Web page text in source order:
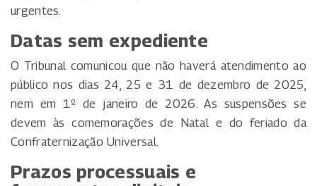
urgentes.
Datas sem expediente
O Tribunal comunicou que não haverá atendimento ao
público nos dias 24, 25 e 31 de dezembro de 2025,
nem em 1º de janeiro de 2026. As suspensões se
devem às comemorações de Natal e do feriado da
Confraternização Universal.
Prazos processuais e